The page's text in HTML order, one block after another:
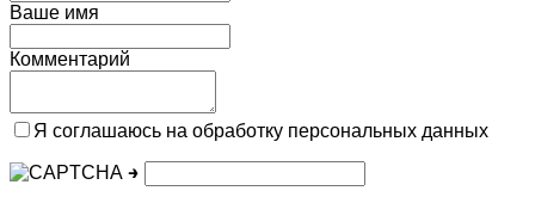
Ваше имя
Комментарий
Я соглашаюсь на обработку персональных данных
→